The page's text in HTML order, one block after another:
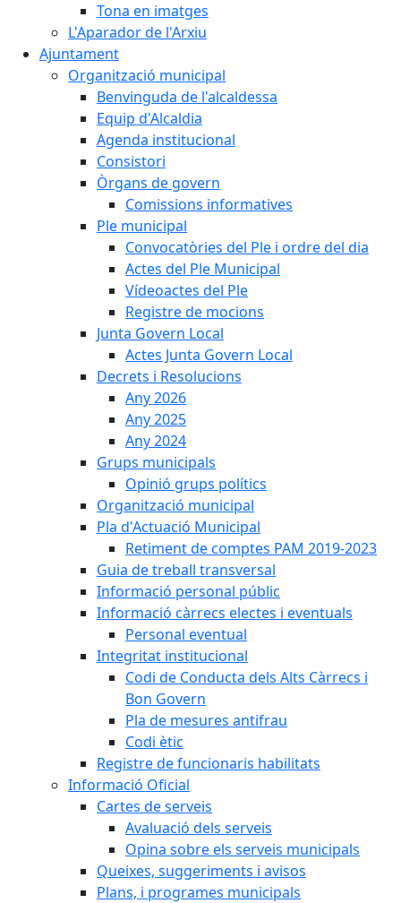
Tona en imatges
L'Aparador de l'Arxiu
Ajuntament
Organització municipal
Benvinguda de l'alcaldessa
Equip d'Alcaldia
Agenda institucional
Consistori
Òrgans de govern
Comissions informatives
Ple municipal
Convocatòries del Ple i ordre del dia
Actes del Ple Municipal
Vídeoactes del Ple
Registre de mocions
Junta Govern Local
Actes Junta Govern Local
Decrets i Resolucions
Any 2026
Any 2025
Any 2024
Grups municipals
Opinió grups polítics
Organització municipal
Pla d'Actuació Municipal
Retiment de comptes PAM 2019-2023
Guia de treball transversal
Informació personal públic
Informació càrrecs electes i eventuals
Personal eventual
Integritat institucional
Codi de Conducta dels Alts Càrrecs i
Bon Govern
Pla de mesures antifrau
Codi ètic
Registre de funcionaris habilitats
Informació Oficial
Cartes de serveis
Avaluació dels serveis
Opina sobre els serveis municipals
Queixes, suggeriments i avisos
Plans, i programes municipals